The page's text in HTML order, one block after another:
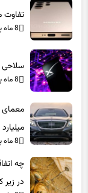
تفاوت
سلاحی
8 ماه پیش
چه